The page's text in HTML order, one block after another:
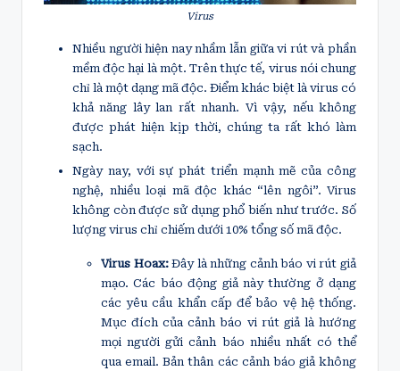
Virus
Nhiều người hiện nay nhầm lẫn giữa vi rút và phần
mềm độc hại là một. Trên thực tế, virus nói chung
chỉ là một dạng mã độc. Điểm khác biệt là virus có
khả năng lây lan rất nhanh. Vì vậy, nếu không
được phát hiện kịp thời, chúng ta rất khó làm
sạch.
Ngày nay, với sự phát triển mạnh mẽ của công
nghệ, nhiều loại mã độc khác “lên ngôi”. Virus
không còn được sử dụng phổ biến như trước. Số
lượng virus chỉ chiếm dưới 10% tổng số mã độc.
Virus Hoax:Đây là những cảnh báo vi rút giả
mạo. Các báo động giả này thường ở dạng
các yêu cầu khẩn cấp để bảo vệ hệ thống.
Mục đích của cảnh báo vi rút giả là hướng
mọi người gửi cảnh báo nhiều nhất có thể
qua email. Bản thân các cảnh báo giả không